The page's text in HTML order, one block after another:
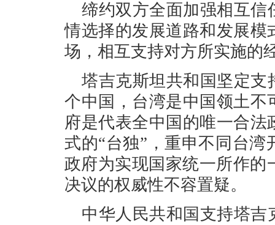
缔约双方全面加强相互信
情选择的发展道路和发展
场，相互支持对方所实施的
塔吉克斯坦共和国坚定支
个中国，台湾是中国领土
府是代表全中国的唯一合
式的“台独”，重申不同台
政府为实现国家统一所作的
决议的权威性不容置疑。
中华人民共和国支持塔